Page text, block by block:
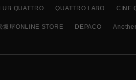
QUATTRO QUATTRO LABO CINE
坂屋ONLINE STORE DEPACO